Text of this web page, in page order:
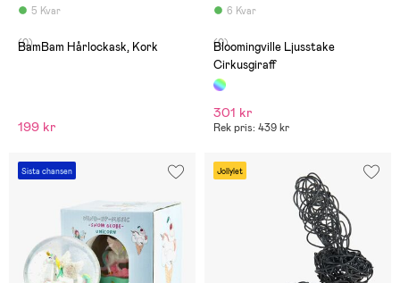
5 Kvar
(0)
BamBam Hårlockask, Kork
199 kr
6 Kvar
(0)
Bloomingville Ljusstake
Cirkusgiraff
301 kr
Rek pris: 439 kr
Sista chansen Jollylet